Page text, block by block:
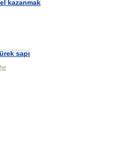
kazanmak
sapı